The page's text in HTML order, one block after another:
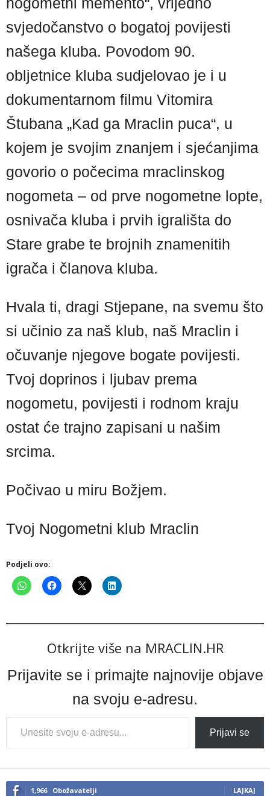
svjedočanstvo o bogatoj povijesti
našega kluba. Povodom 90.
obljetnice kluba sudjelovao je i u
dokumentarnom filmu Vitomira
Štubana „Kad ga Mraclin puca“, u
kojem je svojim znanjem i sjećanjima
govorio o počecima mraclinskog
nogometa – od prve nogometne lopte,
osnivača kluba i prvih igrališta do
Stare grabe te brojnih znamenitih
igrača i članova kluba.
Hvala ti, dragi Stjepane, na svemu što
si učinio za naš klub, naš Mraclin i
očuvanje njegove bogate povijesti.
Tvoj doprinos i ljubav prema
nogometu, povijesti i rodnom kraju
ostat će trajno zapisani u našim
srcima.
Počivao u miru Božjem.
Tvoj Nogometni klub Mraclin
Podjeli ovo:
Otkrijte više na MRACLIN.HR
Prijavite se i primajte najnovije objave
na svoju e-adresu.
Type
your
email…
Prijavi se
1,966 Obožavatelji LAJKAJ